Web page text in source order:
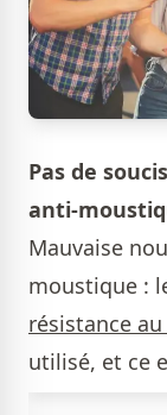
Pas de
anti-
Mauvaise
moustique :
résistance au
utilisé, et ce